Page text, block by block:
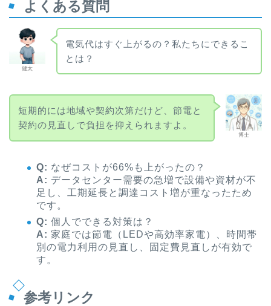
よくある質問
健太
電気代はすぐ上がるの？私たちにできるこ
とは？
博士
短期的には地域や契約次第だけど、節電と
契約の見直しで負担を抑えられますよ。
Q: なぜコストが66%も上がったの？
A: データセンター需要の急増で設備や資材が不
足し、工期延長と調達コスト増が重なったため
です。
Q: 個人でできる対策は？
A: 家庭では節電（LEDや高効率家電）、時間帯
別の電力利用の見直し、固定費見直しが有効で
す。
参考リンク